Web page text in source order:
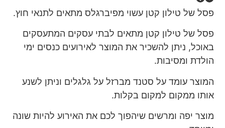
פסל של טילון קטן עשוי מפיברגלס מתאים לתנאי חוץ.
פסל של טילון קטן מתאים לבתי עסקים המתעסקים
באוכל, ניתן להשכיר את המוצר לאירועים כנסים ימי
הולדת ומסיבות.
המוצר עומד על סטנד מברזל על גלגלים וניתן לשנע
אותו ממקום למקום בקלות.
מוצר יפה ומרשים שיהפוך לכם את האירוע להיות שונה